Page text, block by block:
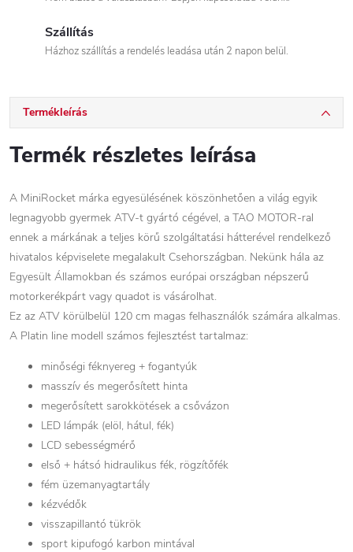
Szállítás
Házhoz szállítás a rendelés leadása után 2 napon belül.
Termékleírás
Termék részletes leírása
A MiniRocket márka egyesülésének köszönhetően a világ egyik
legnagyobb gyermek ATV-t gyártó cégével, a TAO MOTOR-ral
ennek a márkának a teljes körű szolgáltatási hátterével rendelkező
hivatalos képviselete megalakult Csehországban. Nekünk hála az
Egyesült Államokban és számos európai országban népszerű
motorkerékpárt vagy quadot is vásárolhat.
Ez az ATV körülbelül 120 cm magas felhasználók számára alkalmas.
A Platin line modell számos fejlesztést tartalmaz:
minőségi féknyereg + fogantyúk
masszív és megerősített hinta
megerősített sarokkötések a csővázon
LED lámpák (elöl, hátul, fék)
LCD sebességmérő
első + hátsó hidraulikus fék, rögzítőfék
fém üzemanyagtartály
kézvédők
visszapillantó tükrök
sport kipufogó karbon mintával